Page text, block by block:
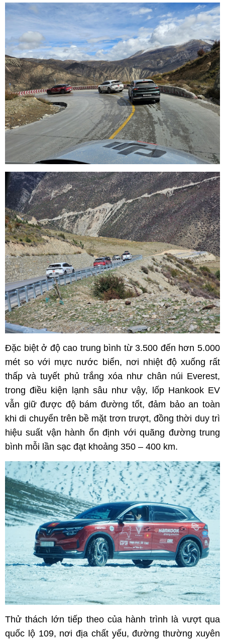
Đặc biệt ở độ cao trung bình từ 3.500 đến hơn 5.000
mét so với mực nước biển, nơi nhiệt độ xuống rất
thấp và tuyết phủ trắng xóa như chân núi Everest,
trong điều kiện lạnh sâu như vậy, lốp Hankook EV
vẫn giữ được độ bám đường tốt, đảm bảo an toàn
khi di chuyển trên bề mặt trơn trượt, đồng thời duy trì
hiệu suất vận hành ổn định với quãng đường trung
bình mỗi lần sạc đạt khoảng 350 – 400 km.
Thử thách lớn tiếp theo của hành trình là vượt qua
quốc lộ 109, nơi địa chất yếu, đường thường xuyên